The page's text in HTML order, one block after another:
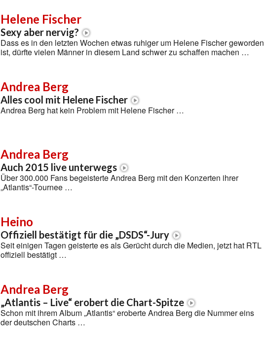
Helene Fischer
Sexy aber nervig?
Dass es in den letzten Wochen etwas ruhiger um Helene Fischer geworden
ist, dürfte vielen Männer in diesem Land schwer zu schaffen machen …
Andrea Berg
Alles cool mit Helene Fischer
Andrea Berg hat kein Problem mit Helene Fischer …
Andrea Berg
Auch 2015 live unterwegs
Über 300.000 Fans begeisterte Andrea Berg mit den Konzerten ihrer
„Atlantis“-Tournee …
Heino
Offiziell bestätigt für die „DSDS“-Jury
Seit einigen Tagen geisterte es als Gerücht durch die Medien, jetzt hat RTL
offiziell bestätigt …
Andrea Berg
„Atlantis – Live“ erobert die Chart-Spitze
Schon mit ihrem Album „Atlantis“ eroberte Andrea Berg die Nummer eins
der deutschen Charts …